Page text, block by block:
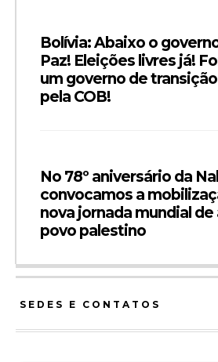
Bolívia: Abaixo o
Paz! Eleições livres já!
um governo de
pela COB!
No 78º aniversário da
convocamos a
nova jornada mundial de
povo palestino
SEDES E CONTATOS